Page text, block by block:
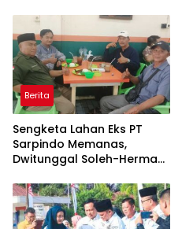
Berita
Sengketa Lahan Eks PT
Sarpindo Memanas,
Dwitunggal Soleh-Herman
ke Pulau Rupat